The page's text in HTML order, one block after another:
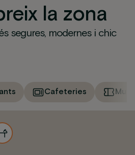
la zona
segures, modernes i chic
Cafeteries